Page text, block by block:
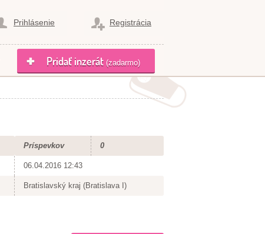
Prihlásenie Registrácia
Pridať inzerát (zadarmo)
Príspevkov 0
06.04.2016 12:43
Bratislavský kraj (Bratislava I)